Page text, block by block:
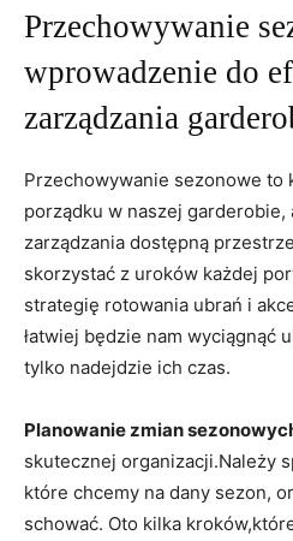
Przechowywanie
wprowadzenie do
zarządzania
Przechowywanie sezonowe‍ to
⁤porządku w naszej
zarządzania dostępną​
skorzystać z uroków każdej
strategię rotowania ubrań i
⁢łatwiej będzie nam wyciągnąć
tylko nadejdzie ich czas.
Planowanie zmian
skutecznej organizacji.Należy
które‌ chcemy na dany‍ sezon,
‌schować. Oto kilka